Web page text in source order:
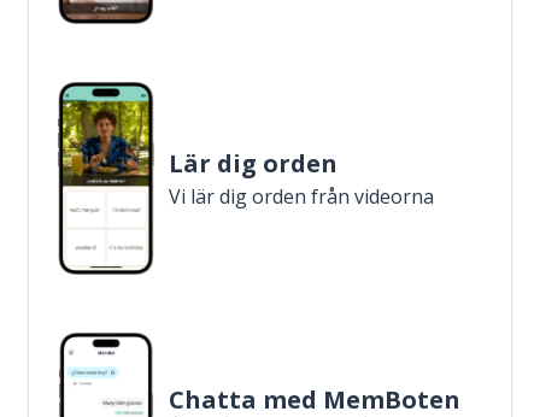
Lär dig orden
Vi lär dig orden från videorna
Chatta med MemBoten